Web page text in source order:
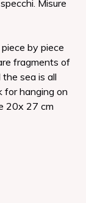
Misure
by piece
fragments of
sea is all
for hanging on
20x 27 cm